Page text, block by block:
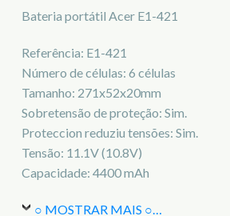
Bateria portátil Acer E1-421
Referência: E1-421
Número de células: 6 células
Tamanho: 271x52x20mm
Sobretensão de proteção: Sim.
Proteccion reduziu tensões: Sim.
Tensão: 11.1V (10.8V)
Capacidade: 4400 mAh
○ MOSTRAR MAIS ○…